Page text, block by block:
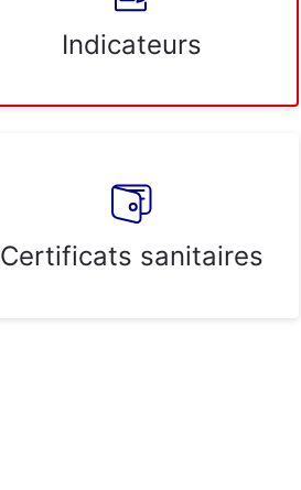
Indicateurs
Certificats sanitaires